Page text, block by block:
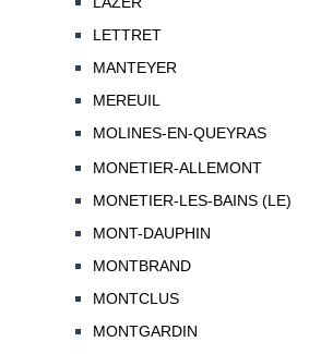
LETTRET
MANTEYER
MEREUIL
MOLINES-EN-QUEYRAS
MONETIER-ALLEMONT
MONETIER-LES-BAINS (LE)
MONT-DAUPHIN
MONTBRAND
MONTCLUS
MONTGARDIN